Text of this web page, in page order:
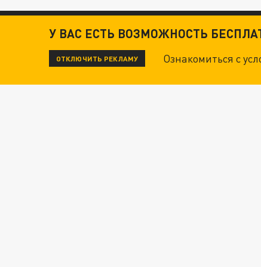
У ВАС ЕСТЬ ВОЗМОЖНОСТЬ
ОТКЛЮЧИТЬ РЕКЛАМУ Ознакомиться с